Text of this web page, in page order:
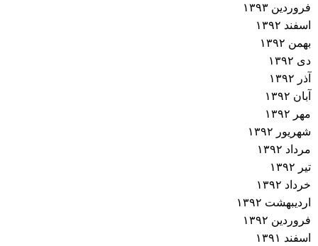
فروردین ۱۳۹۳
اسفند ۱۳۹۲
بهمن ۱۳۹۲
دی ۱۳۹۲
آذر ۱۳۹۲
آبان ۱۳۹۲
مهر ۱۳۹۲
شهریور ۱۳۹۲
مرداد ۱۳۹۲
تیر ۱۳۹۲
خرداد ۱۳۹۲
اردیبهشت ۱۳۹۲
فروردین ۱۳۹۲
اسفند ۱۳۹۱